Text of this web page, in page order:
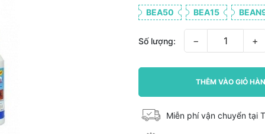
BEA50
BEA15
Số lượng: − +
THÊM VÀO GIỎ
Miễn phí vận chuyển tại